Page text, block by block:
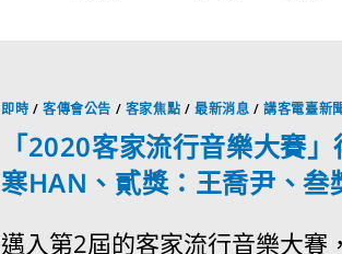
即時 /客傳會公告 / 客家焦點 /最新消息 /講客電臺新聞
「2020客家流行音樂大賽
寒HAN、貳獎：王喬尹、叁
邁入第2屆的客家流行音樂大賽